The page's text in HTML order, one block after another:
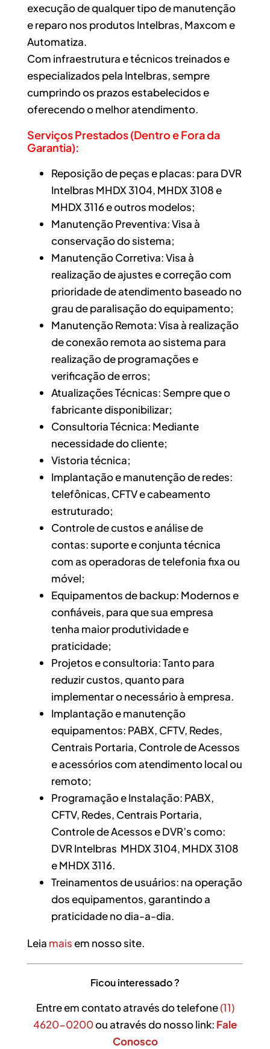
execução de qualquer tipo de manutenção
e reparo nos produtos Intelbras, Maxcom e
Automatiza.
Com infraestrutura e técnicos treinados e
especializados pela Intelbras, sempre
cumprindo os prazos estabelecidos e
oferecendo o melhor atendimento.
Serviços Prestados (Dentro e Fora da
Garantia):
Reposição de peças e placas: para DVR
Intelbras MHDX 3104, MHDX 3108 e
MHDX 3116 e outros modelos;
Manutenção Preventiva: Visa à
conservação do sistema;
Manutenção Corretiva: Visa à
realização de ajustes e correção com
prioridade de atendimento baseado no
grau de paralisação do equipamento;
Manutenção Remota: Visa à realização
de conexão remota ao sistema para
realização de programações e
verificação de erros;
Atualizações Técnicas: Sempre que o
fabricante disponibilizar;
Consultoria Técnica: Mediante
necessidade do cliente;
Vistoria técnica;
Implantação e manutenção de redes:
telefônicas, CFTV e cabeamento
estruturado;
Controle de custos e análise de
contas: suporte e conjunta técnica
com as operadoras de telefonia fixa ou
móvel;
Equipamentos de backup: Modernos e
confiáveis, para que sua empresa
tenha maior produtividade e
praticidade;
Projetos e consultoria: Tanto para
reduzir custos, quanto para
implementar o necessário à empresa.
Implantação e manutenção
equipamentos: PABX, CFTV, Redes,
Centrais Portaria, Controle de Acessos
e acessórios com atendimento local ou
remoto;
Programação e Instalação: PABX,
CFTV, Redes, Centrais Portaria,
Controle de Acessos e DVR’s como:
DVR Intelbras MHDX 3104, MHDX 3108
e MHDX 3116.
Treinamentos de usuários: na operação
dos equipamentos, garantindo a
praticidade no dia-a-dia.
Leia maisem nosso site.
Ficou interessado ?
Entre em contato através do telefone(11)
4620-0200ou através do nosso link: Fale
Conosco